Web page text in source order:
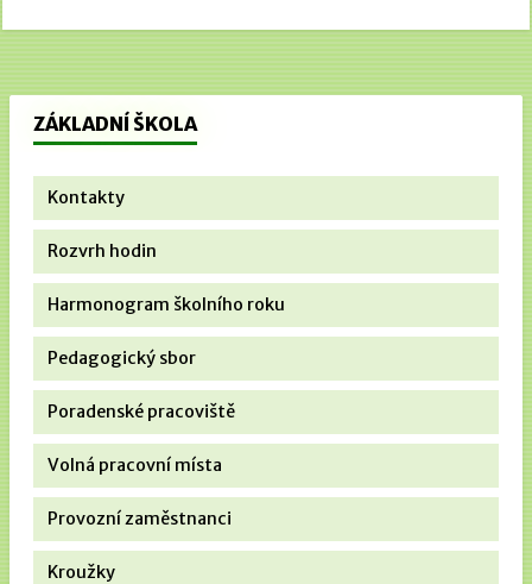
ZÁKLADNÍ ŠKOLA
Kontakty
Rozvrh hodin
Harmonogram školního roku
Pedagogický sbor
Poradenské pracoviště
Volná pracovní místa
Provozní zaměstnanci
Kroužky